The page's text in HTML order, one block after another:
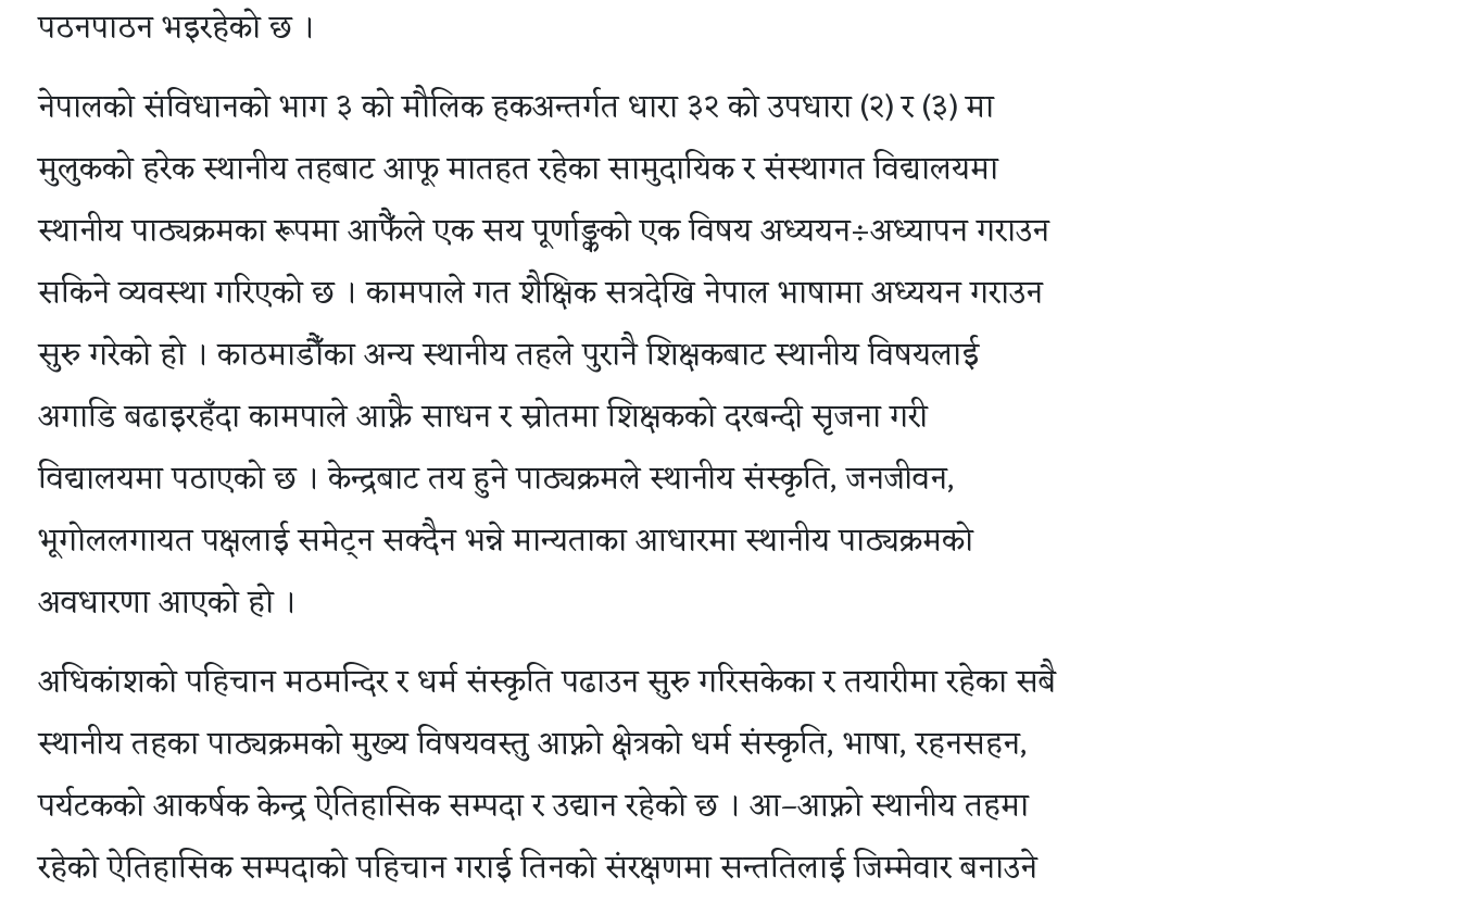
पठनपाठन भइरहेको छ ।
नेपालको संविधानको भाग ३ को मौलिक हकअन्तर्गत धारा ३२ को उपधारा (२) र (३) मा
मुलुकको हरेक स्थानीय तहबाट आफू मातहत रहेका सामुदायिक र संस्थागत विद्यालयमा
स्थानीय पाठ्यक्रमका रूपमा आफैँले एक सय पूर्णाङ्कको एक विषय अध्ययन÷अध्यापन गराउन
सकिने व्यवस्था गरिएको छ । कामपाले गत शैक्षिक सत्रदेखि नेपाल भाषामा अध्ययन गराउन
सुरु गरेको हो । काठमाडौँका अन्य स्थानीय तहले पुरानै शिक्षकबाट स्थानीय विषयलाई
अगाडि बढाइरहँदा कामपाले आफ्नै साधन र स्रोतमा शिक्षकको दरबन्दी सृजना गरी
विद्यालयमा पठाएको छ । केन्द्रबाट तय हुने पाठ्यक्रमले स्थानीय संस्कृति, जनजीवन,
भूगोललगायत पक्षलाई समेट्न सक्दैन भन्ने मान्यताका आधारमा स्थानीय पाठ्यक्रमको
अवधारणा आएको हो ।
अधिकांशको पहिचान मठमन्दिर र धर्म संस्कृति पढाउन सुरु गरिसकेका र तयारीमा रहेका सबै
स्थानीय तहका पाठ्यक्रमको मुख्य विषयवस्तु आफ्नो क्षेत्रको धर्म संस्कृति, भाषा, रहनसहन,
पर्यटकको आकर्षक केन्द्र ऐतिहासिक सम्पदा र उद्यान रहेको छ । आ–आफ्नो स्थानीय तहमा
रहेको ऐतिहासिक सम्पदाको पहिचान गराई तिनको संरक्षणमा सन्ततिलाई जिम्मेवार बनाउने